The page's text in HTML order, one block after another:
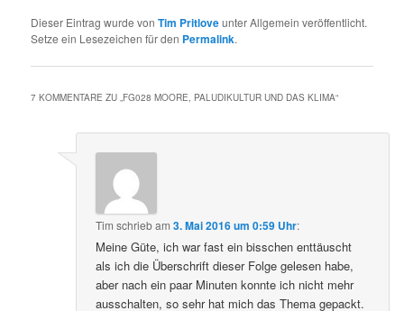
Dieser Eintrag wurde vonTim Pritloveunter Allgemein veröffentlicht.
Setze ein Lesezeichen für den Permalink.
7 KOMMENTARE ZU „FG028 MOORE, PALUDIKULTUR UND DAS KLIMA“
Tim schriebam3. Mai 2016 um 0:59 Uhr:
Meine Güte, ich war fast ein bisschen enttäuscht
als ich die Überschrift dieser Folge gelesen habe,
aber nach ein paar Minuten konnte ich nicht mehr
ausschalten, so sehr hat mich das Thema gepackt.